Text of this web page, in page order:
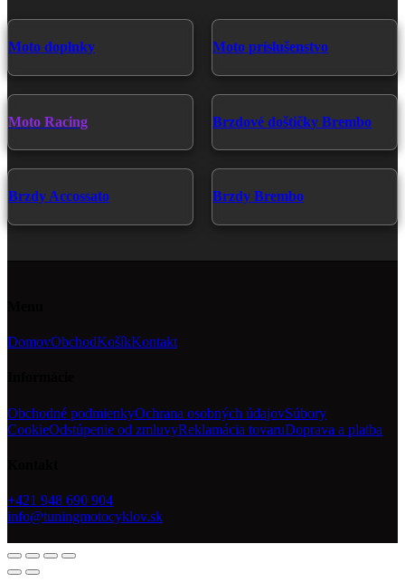
Možnosti
si
môžete
produktu.
Moto doplnky Moto príslušenstvo
Moto Racing Brzdové doštičky Brembo
Brzdy Accossato Brzdy Brembo
DomovObchodKošíkKontakt
Obchodné podmienkyOchrana osobných údajovSúbory
CookieOdstúpenie od zmluvyReklamácia tovaruDoprava a platba
+421 948 690 904
info@tuningmotocyklov.sk